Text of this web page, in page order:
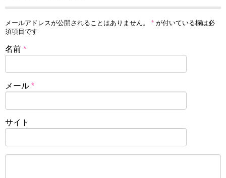
メールアドレスが公開されることはありません。 * が付いている欄は必
須項目です
名前 *
メール *
サイト